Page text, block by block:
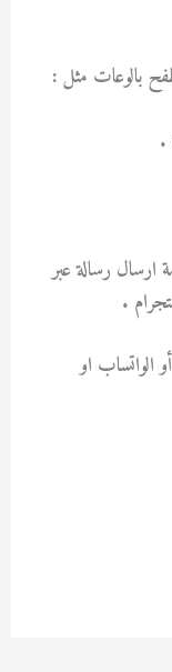
بالوعات مثل :
.
ارسال رسالة عبر
.
الواتساب او